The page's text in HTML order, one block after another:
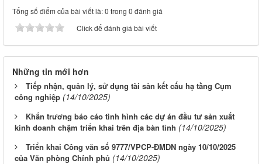
Tổng số điểm của bài viết là: 0 trong 0 đánh giá
Click để đánh giá bài viết
Những tin mới hơn
Tiếp nhận, quản lý, sử dụng tài sản kết cấu hạ tầng Cụm
công nghiệp (14/10/2025)
Khẩn trương báo cáo tình hình các dự án đầu tư sản xuất
kinh doanh chậm triển khai trên địa bàn tỉnh (14/10/2025)
Triển khai Công văn số 9777/VPCP-ĐMDN ngày 10/10/2025
của Văn phòng Chính phủ (14/10/2025)